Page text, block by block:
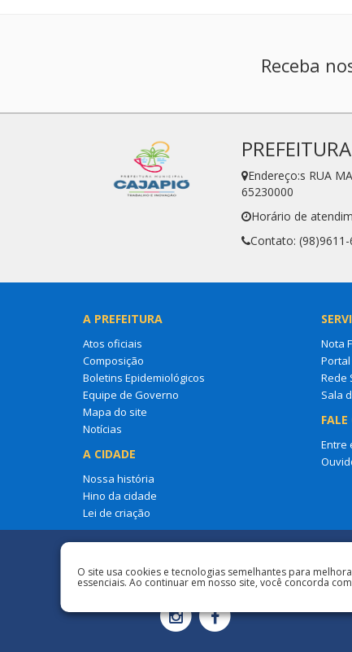
Receba
Endereço:s RUA
65230000
Horário de
Contato: (98)9611-
A PREFEITURA
Atos oficiais
Composição
Boletins Epidemiológicos
Equipe de Governo
Mapa do site
Notícias
A CIDADE
Nossa história
Hino da cidade
Lei de criação
Nota
Rede
Sala
FALE
Entre
Redes Sociais
O site usa cookies e tecnologias semelhantes para
essenciais. Ao continuar em nosso site, você concorda